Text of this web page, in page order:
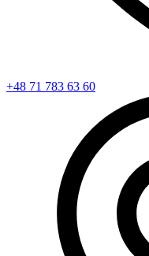
+48 71 783 63 60